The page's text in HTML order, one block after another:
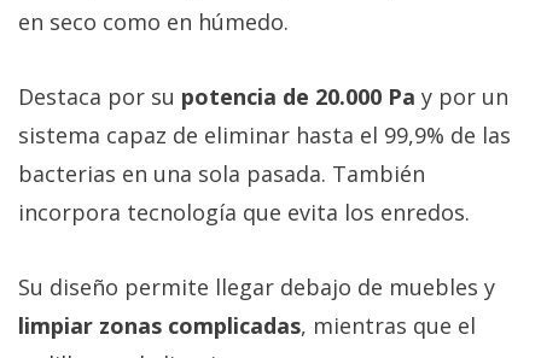
en seco como en húmedo.
Destaca por su potencia de 20.000 Pa y por un
sistema capaz de eliminar hasta el 99,9% de las
bacterias en una sola pasada. También
incorpora tecnología que evita los enredos.
Su diseño permite llegar debajo de muebles y
limpiar zonas complicadas, mientras que el